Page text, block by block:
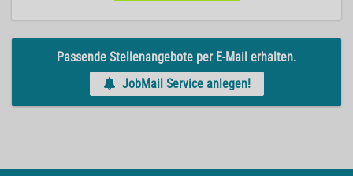
Passende Stellenangebote per E-Mail erhalten.
JobMail Service anlegen!